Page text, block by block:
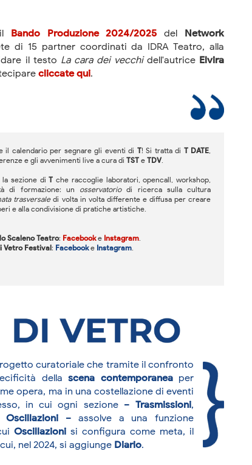
Bando Produzione 2024/2025 del Network
di 15 partner coordinati da IDRA Teatro, alla
il testo La cara dei vecchidell'autrice Elvira
cliccate qui.
il calendario per segnare gli eventi di T! Si tratta di T DATE,
e gli avvenimenti live a cura di TST e TDV.
la sezione diT che raccoglie laboratori, opencall, workshop,
di formazione: un osservatoriodi ricerca sulla cultura
trasversaledi volta in volta differente e diffusa per creare
e alla condivisione di pratiche artistiche.
Scaleno Teatro: Facebooke Instagram.
Vetro Festival: Facebooke Instagram.
curatoriale che tramite il confronto
dellascena contemporaneaper
opera, ma in una costellazione di eventi
in cui ogni sezione – Trasmissioni,
Oscillazioni – assolve a una funzione
Oscillazioni si configura come meta, il
nel 2024, si aggiunge Diario.